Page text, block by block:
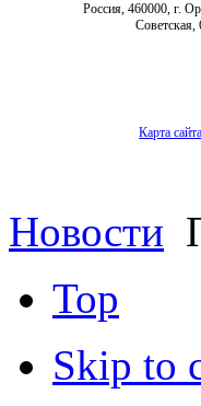
Россия, 460000, г.
Советская,
Карта сайта
Новости
Top
Skip to